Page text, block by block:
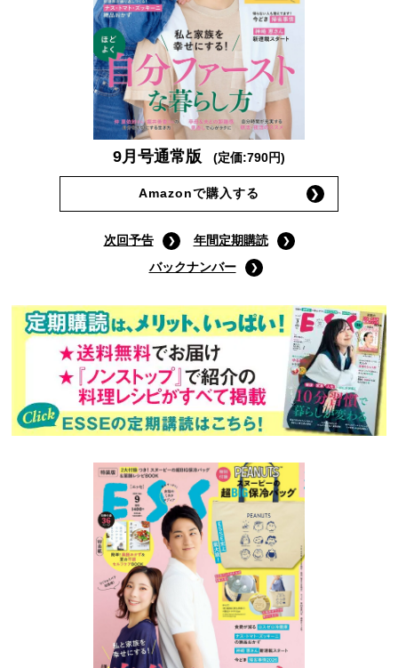
9月号通常版 (定価:790円)
Amazonで購入する
次回予告
年間定期購読
バックナンバー